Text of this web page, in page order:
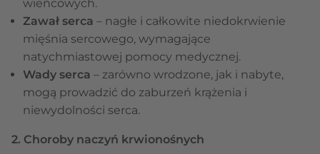
wieńcowych.
Zawał serca – nagłe i całkowite niedokrwienie
mięśnia sercowego, wymagające
natychmiastowej pomocy medycznej.
Wady serca – zarówno wrodzone, jak i nabyte,
mogą prowadzić do zaburzeń krążenia i
niewydolności serca.
2. Choroby naczyń krwionośnych